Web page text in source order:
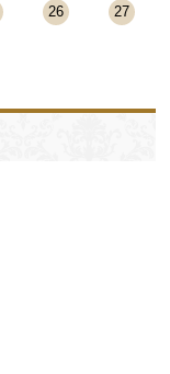
26
27